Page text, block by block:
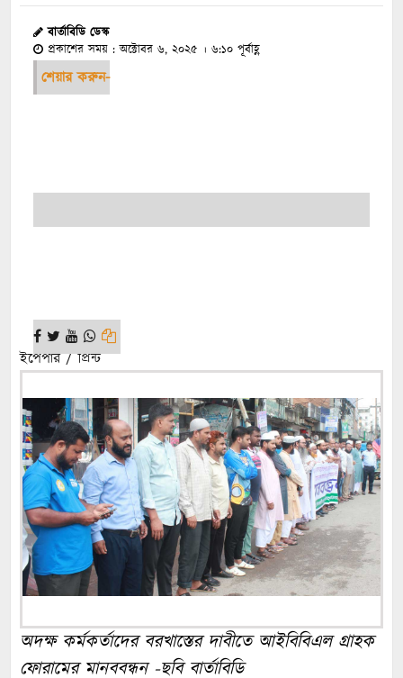
বার্তাবিডি ডেস্ক
প্রকাশের সময় : অক্টোবর ৬, ২০২৫ । ৬:১০ পূর্বাহ্ণ
শেয়ার করুন-
ইপেপার / প্রিন্ট
অদক্ষ কর্মকর্তাদের বরখাস্তের দাবীতে আইবিবিএল গ্রাহক
ফোরামের মানববন্ধন -ছবি বার্তাবিডি